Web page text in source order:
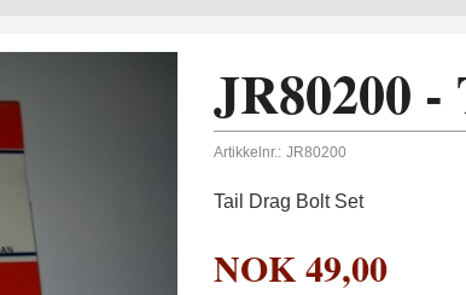
JR80200
Artikkelnr.: JR80200
Tail Drag Bolt Set
NOK49,00